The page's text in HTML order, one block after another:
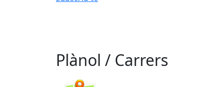
Plànol / Carrers